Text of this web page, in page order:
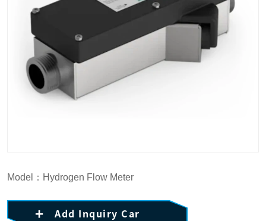
Model：Hydrogen Flow Meter
Add Inquiry Car